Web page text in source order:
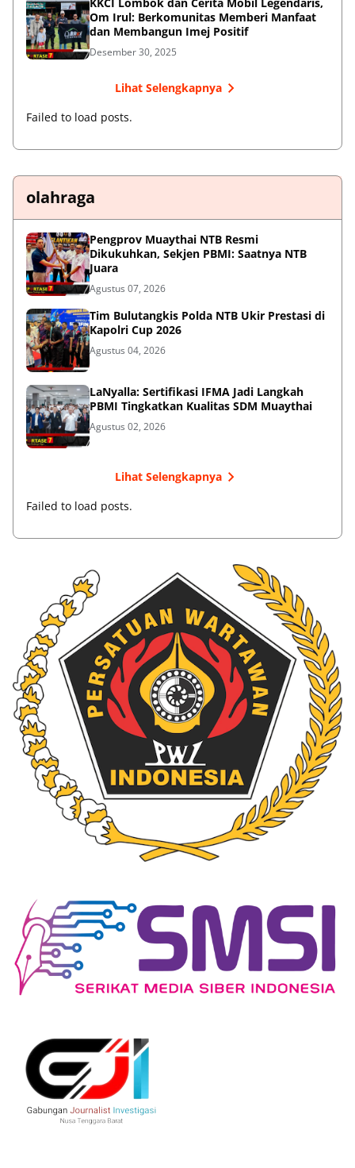
Om Irul: Berkomunitas Memberi Manfaat
dan Membangun Imej Positif
Desember 30, 2025
Lihat Selengkapnya
Failed to load posts.
olahraga
Pengprov Muaythai NTB Resmi
Dikukuhkan, Sekjen PBMI: Saatnya NTB
Juara
Agustus 07, 2026
Tim Bulutangkis Polda NTB Ukir Prestasi di
Kapolri Cup 2026
Agustus 04, 2026
LaNyalla: Sertifikasi IFMA Jadi Langkah
PBMI Tingkatkan Kualitas SDM Muaythai
Agustus 02, 2026
Lihat Selengkapnya
Failed to load posts.